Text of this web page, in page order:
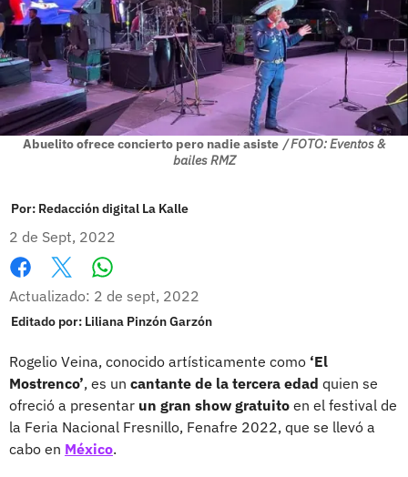
Abuelito ofrece concierto pero nadie asiste / FOTO: Eventos &
bailes RMZ
Por: Redacción digital La Kalle
2 de Sept, 2022
Facebook
X
Actualizado: 2 de sept, 2022
Editado por: Liliana Pinzón Garzón
Rogelio Veina, conocido artísticamente como ‘El
Mostrenco’, es un cantante de la tercera edad quien se
ofreció a presentar un gran show gratuito en el festival de
la Feria Nacional Fresnillo, Fenafre 2022, que se llevó a
cabo en México.